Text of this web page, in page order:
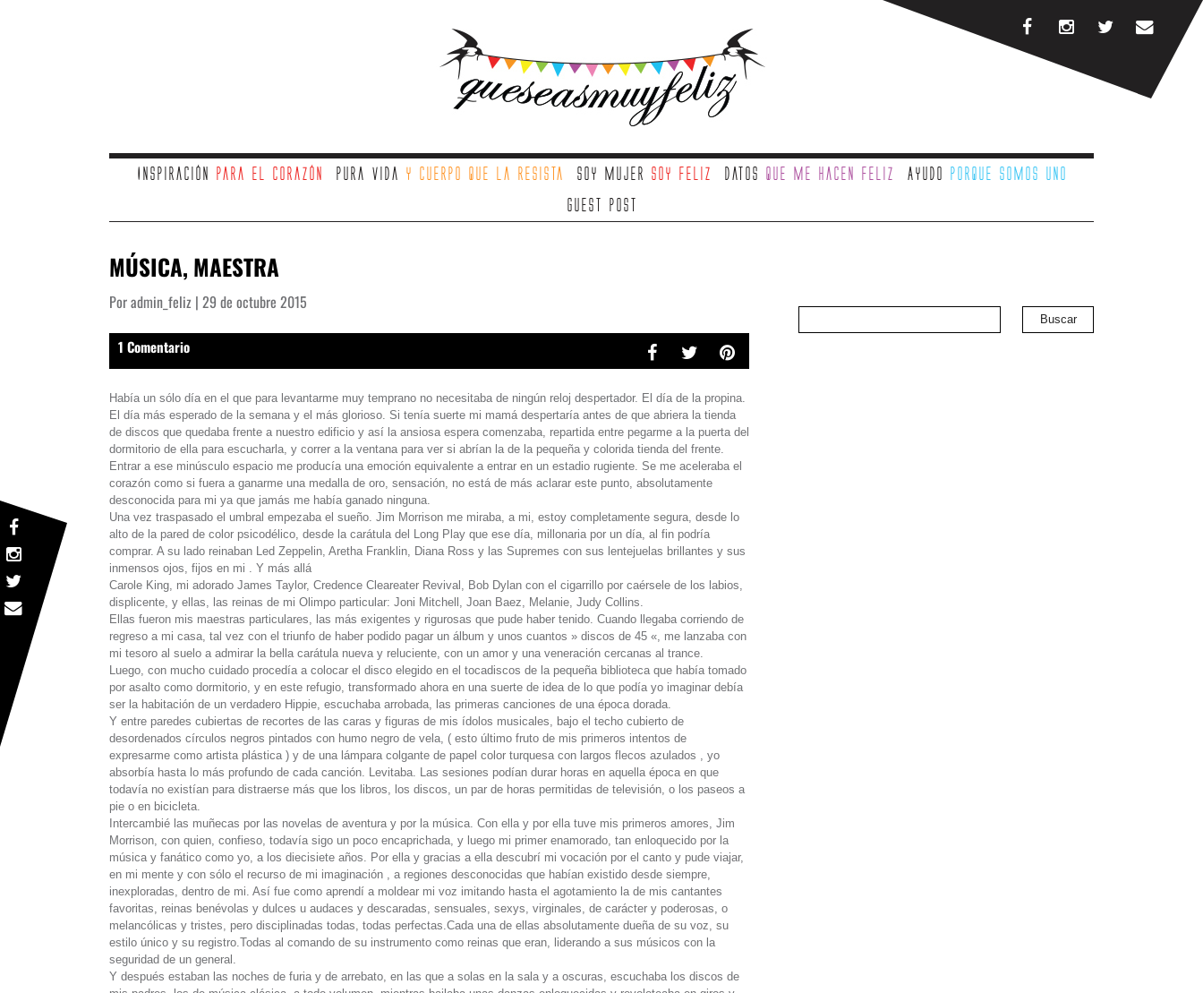
Inspiración para el corazón Pura vida y cuerpo que la resista Soy mujer soy feliz Datos que me hacen feliz Ayudo porque somos uno
Guest Post
MÚSICA, MAESTRA
Por admin_feliz | 29 de octubre 2015
1 Comentario
Había un sólo día en el que para levantarme muy temprano no necesitaba de ningún reloj despertador. El día de la propina.
El día más esperado de la semana y el más glorioso. Si tenía suerte mi mamá despertaría antes de que abriera la tienda
de discos que quedaba frente a nuestro edificio y así la ansiosa espera comenzaba, repartida entre pegarme a la puerta del
dormitorio de ella para escucharla, y correr a la ventana para ver si abrían la de la pequeña y colorida tienda del frente.
Entrar a ese minúsculo espacio me producía una emoción equivalente a entrar en un estadio rugiente. Se me aceleraba el
corazón como si fuera a ganarme una medalla de oro, sensación, no está de más aclarar este punto, absolutamente
desconocida para mi ya que jamás me había ganado ninguna.
Una vez traspasado el umbral empezaba el sueño. Jim Morrison me miraba, a mi, estoy completamente segura, desde lo
alto de la pared de color psicodélico, desde la carátula del Long Play que ese día, millonaria por un día, al fin podría
comprar. A su lado reinaban Led Zeppelin, Aretha Franklin, Diana Ross y las Supremes con sus lentejuelas brillantes y sus
inmensos ojos, fijos en mi . Y más allá
Carole King, mi adorado James Taylor, Credence Cleareater Revival, Bob Dylan con el cigarrillo por caérsele de los labios,
displicente, y ellas, las reinas de mi Olimpo particular: Joni Mitchell, Joan Baez, Melanie, Judy Collins.
Ellas fueron mis maestras particulares, las más exigentes y rigurosas que pude haber tenido. Cuando llegaba corriendo de
regreso a mi casa, tal vez con el triunfo de haber podido pagar un álbum y unos cuantos » discos de 45 «, me lanzaba con
mi tesoro al suelo a admirar la bella carátula nueva y reluciente, con un amor y una veneración cercanas al trance.
Luego, con mucho cuidado procedía a colocar el disco elegido en el tocadiscos de la pequeña biblioteca que había tomado
por asalto como dormitorio, y en este refugio, transformado ahora en una suerte de idea de lo que podía yo imaginar debía
ser la habitación de un verdadero Hippie, escuchaba arrobada, las primeras canciones de una época dorada.
Y entre paredes cubiertas de recortes de las caras y figuras de mis ídolos musicales, bajo el techo cubierto de
desordenados círculos negros pintados con humo negro de vela, ( esto último fruto de mis primeros intentos de
expresarme como artista plástica ) y de una lámpara colgante de papel color turquesa con largos flecos azulados , yo
absorbía hasta lo más profundo de cada canción. Levitaba. Las sesiones podían durar horas en aquella época en que
todavía no existían para distraerse más que los libros, los discos, un par de horas permitidas de televisión, o los paseos a
pie o en bicicleta.
Intercambié las muñecas por las novelas de aventura y por la música. Con ella y por ella tuve mis primeros amores, Jim
Morrison, con quien, confieso, todavía sigo un poco encaprichada, y luego mi primer enamorado, tan enloquecido por la
música y fanático como yo, a los diecisiete años. Por ella y gracias a ella descubrí mi vocación por el canto y pude viajar,
en mi mente y con sólo el recurso de mi imaginación , a regiones desconocidas que habían existido desde siempre,
inexploradas, dentro de mi. Así fue como aprendí a moldear mi voz imitando hasta el agotamiento la de mis cantantes
favoritas, reinas benévolas y dulces u audaces y descaradas, sensuales, sexys, virginales, de carácter y poderosas, o
melancólicas y tristes, pero disciplinadas todas, todas perfectas.Cada una de ellas absolutamente dueña de su voz, su
estilo único y su registro.Todas al comando de su instrumento como reinas que eran, liderando a sus músicos con la
seguridad de un general.
Y después estaban las noches de furia y de arrebato, en las que a solas en la sala y a oscuras, escuchaba los discos de
Buscar